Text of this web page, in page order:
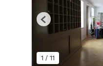
1 / 11
Previous